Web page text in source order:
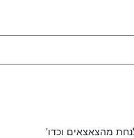
מהצאצאים וכדו'